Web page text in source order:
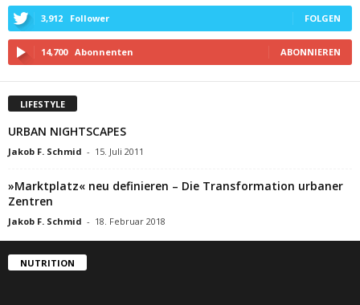
3,912 Follower FOLGEN
14,700 Abonnenten ABONNIEREN
LIFESTYLE
URBAN NIGHTSCAPES
Jakob F. Schmid - 15. Juli 2011
»Marktplatz« neu definieren – Die Transformation urbaner
Zentren
Jakob F. Schmid - 18. Februar 2018
NUTRITION